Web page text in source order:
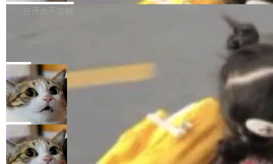
社区爱好者提供了高效跟踪新版本的思路。
他可以全职维护 libexpat 了，最长 6 个月。发
库之一。你的操作系统、浏览器、无数的基础设
施软件，很可能都在用它。而过去十年，维护它
的人一直在用业余...
下： New Smart Window 包含多项增强功能：
gi?id=2019042">Bug&nbsp;2019042</a>）</l
i> <li>现在，助手可以直接使用 Exa 的网络搜索
结果回答问题，而无需将问题转交给搜索引擎。
（<a href="https://bugzilla.mozilla.org/show_
bug.cgi?id=204...
白开水不加糖
的 npm 包。项目的核心论点是：容器不适合 Ag
ent 计算。真正适合的，是 Isolate。 Cloudflare
工程师在这件事上没什么可谦虚的——他们用 W
orkers 跑了十年 Isolate。用 CEO Matthew Pri
nce 的话说：「我们一生都在用 Isolate 运行代
码，而 AI Agent 不需要容器，它们需要的是 Iso
late。」 容器为什么不合适 容器的问题在于启动
局
OpenAI 公开邮件和聊天记录回应苹果
诉讼，称“Apple is getting this wron
g”
上个月，苹果一纸诉状把 OpenAI 告上法庭，指
控其挖角苹果前员工并窃取商业秘密。苹果的诉
状把 OpenAI 描述成一个系统性地从前东家挖
人、套取机密信息的对手。 OpenAI 没发律师
局
HUAWEI MatePad Edge上架WorkBu